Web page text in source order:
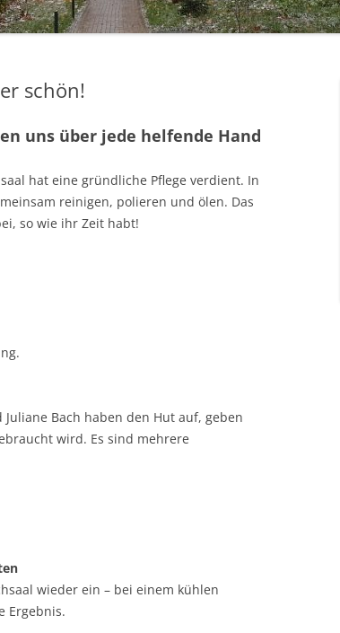
HANDARBEITSKREIS
schön!
uns über jede helfende Hand
hat eine gründliche Pflege verdient. In
reinigen, polieren und ölen. Das
so wie ihr Zeit habt!
Bach haben den Hut auf, geben
wird. Es sind mehrere
wieder ein – bei einem kühlen
Ergebnis.